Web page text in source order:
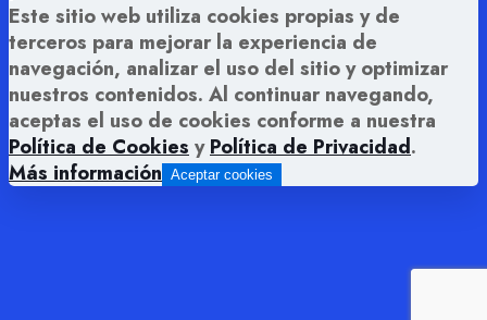
Este sitio web utiliza cookies propias y de
terceros para mejorar la experiencia de
navegación, analizar el uso del sitio y optimizar
nuestros contenidos. Al continuar navegando,
aceptas el uso de cookies conforme a nuestra
Política de Cookies yPolítica de Privacidad.
Más información Aceptar cookies